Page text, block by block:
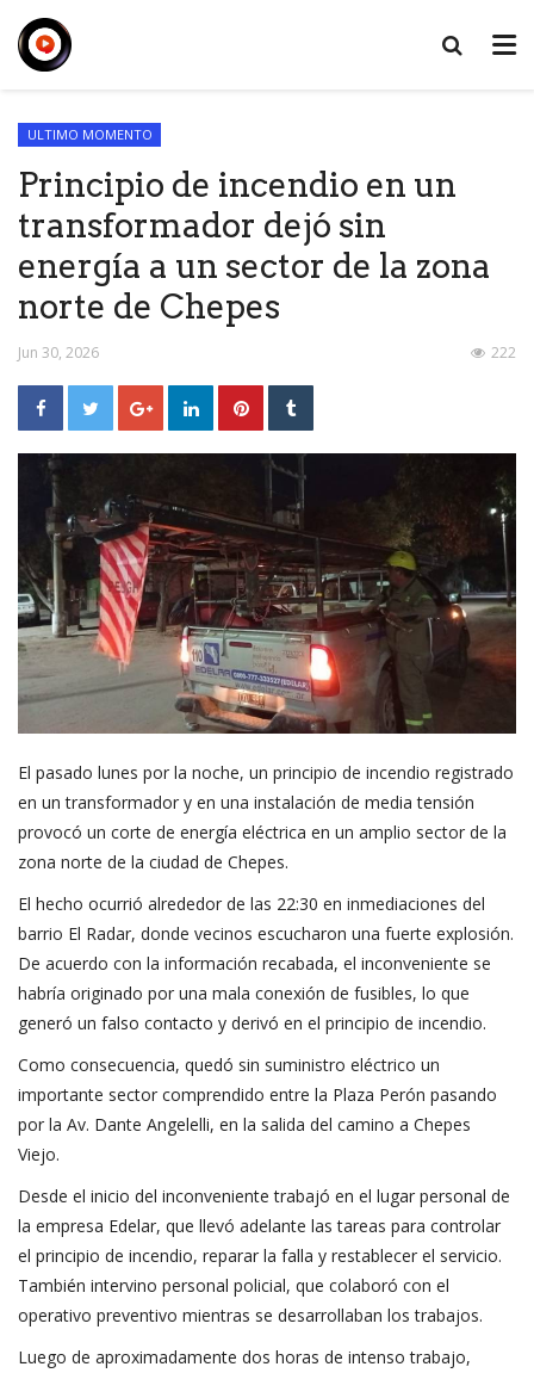
ULTIMO MOMENTO
Principio de incendio en un
transformador dejó sin
energía a un sector de la zona
norte de Chepes
Jun 30, 2026 222
El pasado lunes por la noche, un principio de incendio registrado
en un transformador y en una instalación de media tensión
provocó un corte de energía eléctrica en un amplio sector de la
zona norte de la ciudad de Chepes.
El hecho ocurrió alrededor de las 22:30 en inmediaciones del
barrio El Radar, donde vecinos escucharon una fuerte explosión.
De acuerdo con la información recabada, el inconveniente se
habría originado por una mala conexión de fusibles, lo que
generó un falso contacto y derivó en el principio de incendio.
Como consecuencia, quedó sin suministro eléctrico un
importante sector comprendido entre la Plaza Perón pasando
por la Av. Dante Angelelli, en la salida del camino a Chepes
Viejo.
Desde el inicio del inconveniente trabajó en el lugar personal de
la empresa Edelar, que llevó adelante las tareas para controlar
el principio de incendio, reparar la falla y restablecer el servicio.
También intervino personal policial, que colaboró con el
operativo preventivo mientras se desarrollaban los trabajos.
Luego de aproximadamente dos horas de intenso trabajo,